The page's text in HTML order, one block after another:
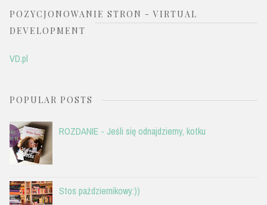
POZYCJONOWANIE STRON - VIRTUAL
DEVELOPMENT
VD.pl
POPULAR POSTS
ROZDANIE - Jeśli się odnajdziemy, kotku
Stos październikowy:))